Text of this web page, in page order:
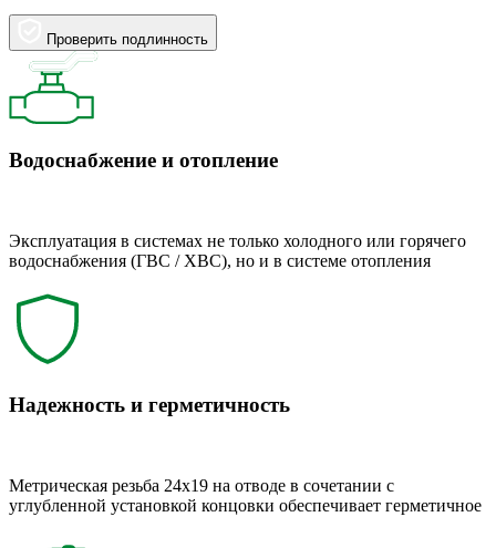
Проверить подлинность
Водоснабжение и отопление
Эксплуатация в системах не только холодного или горячего
водоснабжения (ГВС / ХВС), но и в системе отопления
Надежность и герметичность
Метрическая резьба 24x19 на отводе в сочетании с
углубленной установкой концовки обеспечивает герметичное